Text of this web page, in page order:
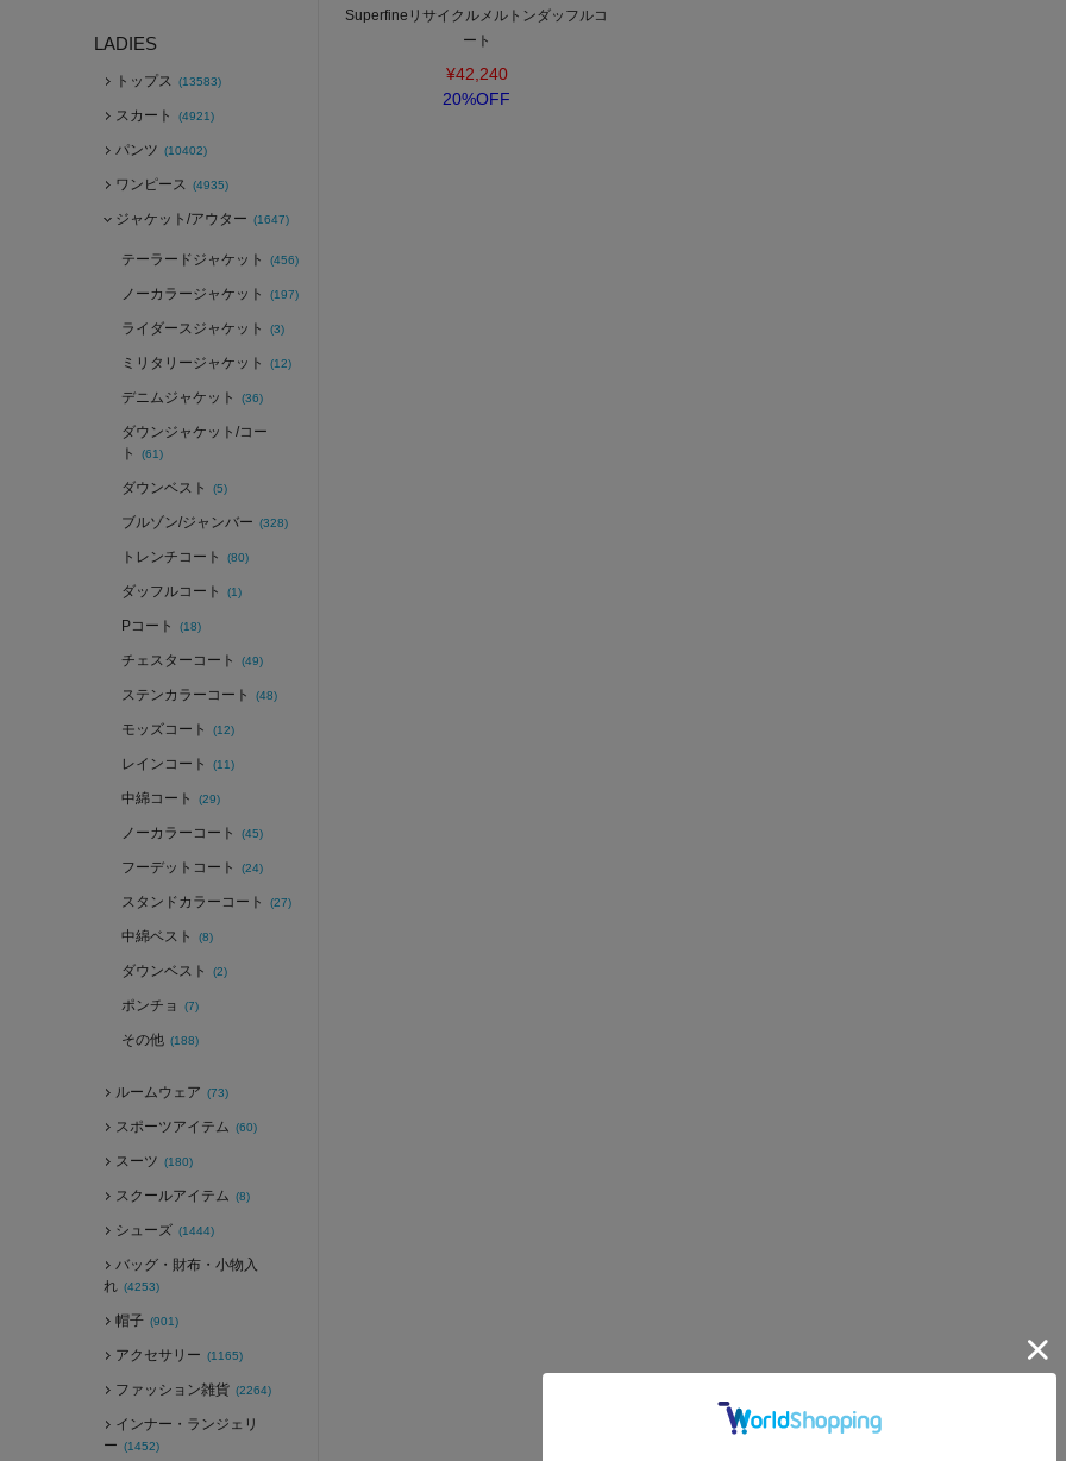
LADIES
トップス (13583)
スカート (4921)
パンツ (10402)
ワンピース (4935)
ジャケット/アウター (1647)
テーラードジャケット (456)
ノーカラージャケット (197)
ライダースジャケット (3)
ミリタリージャケット (12)
デニムジャケット (36)
ダウンジャケット/コー
ト
(61)
ダウンベスト (5)
ブルゾン/ジャンバー (328)
トレンチコート (80)
ダッフルコート (1)
Pコート (18)
チェスターコート (49)
ステンカラーコート (48)
モッズコート (12)
レインコート (11)
中綿コート (29)
ノーカラーコート (45)
フーデットコート (24)
スタンドカラーコート (27)
中綿ベスト (8)
ダウンベスト (2)
ポンチョ (7)
その他 (188)
ルームウェア (73)
スポーツアイテム (60)
スーツ (180)
スクールアイテム (8)
シューズ (1444)
バッグ・財布・小物入
れ (4253)
帽子 (901)
アクセサリー (1165)
ファッション雑貨 (2264)
インナー・ランジェリ
ー (1452)
Superfineリサイクルメルトンダッフルコ
ート
¥42,240
20%OFF